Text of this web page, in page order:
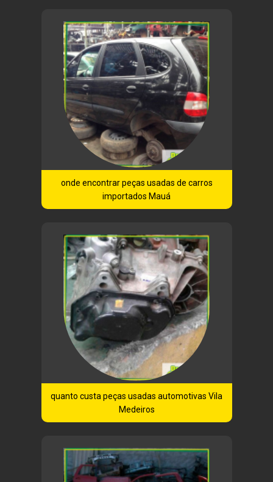
onde encontrar peças usadas de carros
importados Mauá
quanto custa peças usadas automotivas Vila
Medeiros